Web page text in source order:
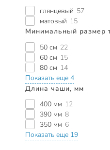
глянцевый 57
матовый 15
Минимальный размер
50 см 22
60 см 15
80 см 14
Показать еще 4
Длина чаши, мм
400 мм 12
390 мм 8
350 мм 6
Показать еще 19